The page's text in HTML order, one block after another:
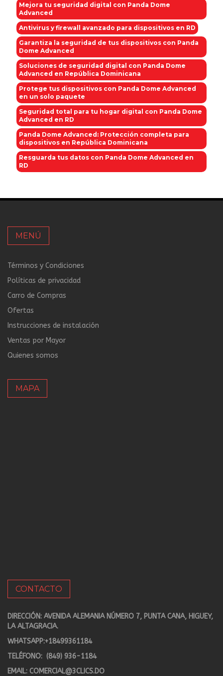
Mejora tu seguridad digital con Panda Dome
Advanced
Antivirus y firewall avanzado para dispositivos en RD
Garantiza la seguridad de tus dispositivos con Panda
Dome Advanced
Soluciones de seguridad digital con Panda Dome
Advanced en República Dominicana
Protege tus dispositivos con Panda Dome Advanced
en un solo paquete
Seguridad total para tu hogar digital con Panda Dome
Advanced en RD
Panda Dome Advanced: Protección completa para
dispositivos en República Dominicana
Resguarda tus datos con Panda Dome Advanced en
RD
MENÚ
Términos y Condiciones
Políticas de privacidad
Carro de Compras
Ofertas
Instrucciones de instalación
Ventas por Mayor
Quienes somos
MAPA
CONTACTO
DIRECCIÓN: AVENIDA ALEMANIA NÚMERO 7, PUNTA CANA, HIGUEY,
LA ALTAGRACIA.
WHATSAPP:+18499361184
TELÉFONO: (849) 936-1184
EMAIL: COMERCIAL@3CLICS.DO